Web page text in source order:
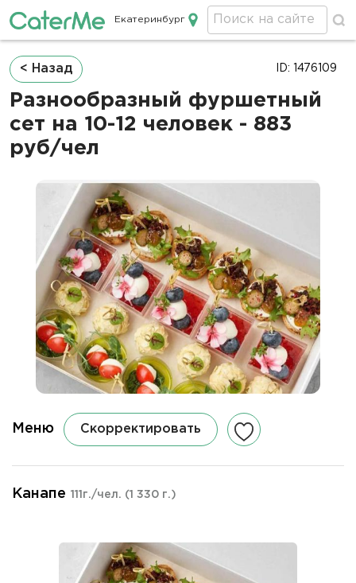
Кейтеринг в Екатеринбурге
Екатеринбург
Строка
навигации
< Назад
Разнообразный фуршетный
сет на 10-12 человек - 883
руб/чел
ID: 1476109
Меню Скорректировать
Канапе 111г./чел. (1 330 г.)